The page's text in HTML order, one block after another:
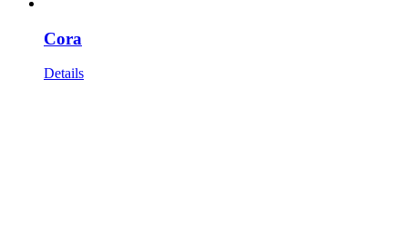
Cora
Details